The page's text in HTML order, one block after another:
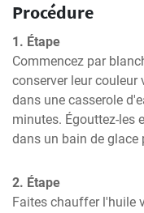
Procédure
1. Étape
Commencez par
conserver leur couleur
dans une casserole
minutes. Égouttez-les
dans un bain de glace
2. Étape
Faites chauffer l'huile